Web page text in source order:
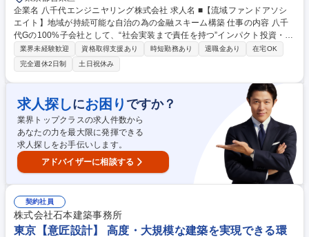
企業名 八千代エンジニヤリング株式会社 求人名 ■【流域ファンドアソシ
エイト】地域が持続可能な自治の為の金融スキーム構築 仕事の内容 八千
代Gの100%子会社として、“社会実装まで責任を持つ”インパクト投資・事
業創出を推進するCVCにて、投資実務に加え、社会システム・公共性の高
い領域での実装設計まで踏み込み、案件を推進いただきます。 (1)投資実
務:■ソーシング(起業家/VC/CVC/研究機関、等)■ビジネスDD■インパクト
DD■財務分析・Valuation■投資委員会向け資料作成、投資ストラクチャ検
討(2)投資後支援:■投資先の事業計画・KPI設計支援■大企業・自治体・海
外パートナーとの協業設計■ガバナンス・契約・モニタリング(3)戦略・仕
組みづくり:■投資戦略・テーマToCのアップデート■Deal flowの仕組み化■
インパクトKPIの標準化、投資後の進捗管理設計 募集職種 ■【流域ファン
ドアソシエイト】地域が持続可能な自治の為の金融スキーム構築
業界未経験歓迎 資格取得支援あり 時短勤務あり 退職金あり
在宅OK
完全週休2日制
土日祝休み
求人探しにお困り ですか？
業界トップクラスの求人件数から
あなたの力を最大限に発揮できる
求人探しをお手伝いします。
アドバイザーに相談する
契約社員
株式会社石本建築事務所
東京【意匠設計】 高度・大規模な建築を実現できる環